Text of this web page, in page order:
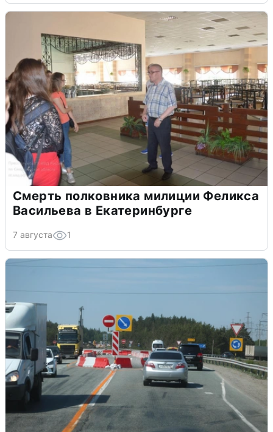
Смерть полковника милиции Феликса
Васильева в Екатеринбурге
7 августа 1